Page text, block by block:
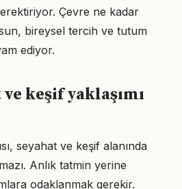
Çevre ne kadar
bireysel tercih ve tutum
ediyor.
keşif yaklaşımı
seyahat ve keşif alanında
Anlık tatmin yerine
odaklanmak gerekir.